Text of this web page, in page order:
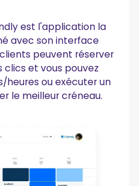
est l'application la
avec son interface
peuvent réserver
clics et vous pouvez
heures ou exécuter un
le meilleur créneau.